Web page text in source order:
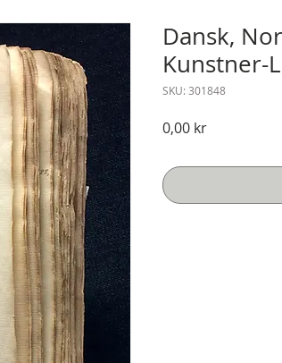
Dansk,
Kunstner-
SKU: 301848
0,00 krPris